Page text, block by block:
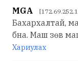
МGA
Бахархалтай,
бна. Маш зөв
Хариулах